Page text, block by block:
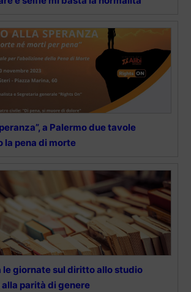
a Palermo due tavole
la pena di morte
le giornate sul diritto allo studio
parità di genere